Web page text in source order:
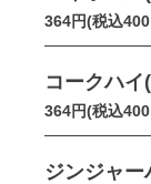
364円(税込
コークハ
364円(税込
ジンジャ